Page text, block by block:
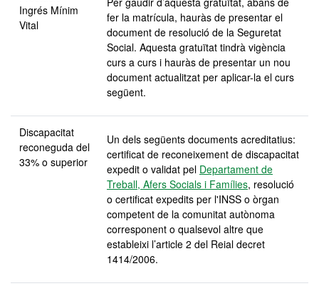
Ingrés Mínim
Vital
fer la matrícula, hauràs de presentar el
document de resolució de la Seguretat
Social. Aquesta gratuïtat tindrà vigència
curs a curs i hauràs de presentar un nou
document actualitzat per aplicar-la el curs
següent.
Discapacitat
reconeguda del
33% o superior
Un dels següents documents acreditatius:
certificat de reconeixement de discapacitat
expedit o validat pel Departament de
Treball, Afers Socials i Famílies, resolució
o certificat expedits per l'INSS o òrgan
competent de la comunitat autònoma
corresponent o qualsevol altre que
estableixi l’article 2 del Reial decret
1414/2006.